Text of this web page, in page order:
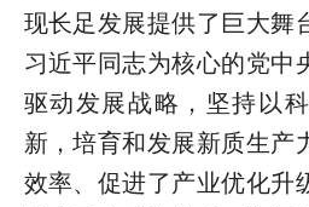
现长足发展提供了巨大舞
习近平同志为核心的党中
驱动发展战略，坚持以
新，培育和发展新质生产
效率、促进了产业优化升